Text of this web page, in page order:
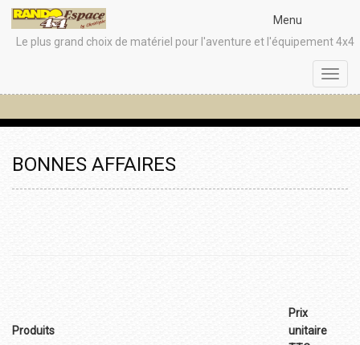
Le plus grand choix de matériel pour l'aventure et l'équipement 4x4
Menu
BONNES AFFAIRES
Produits
Prix
unitaire